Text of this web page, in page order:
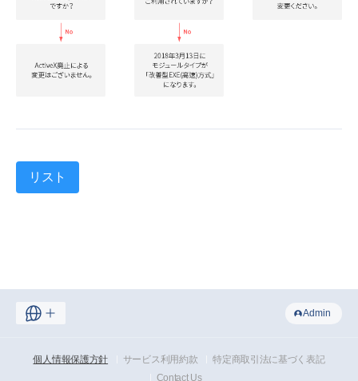
リスト
Admin
個人情報保護方針 サービス利用約款
特定商取引法に基づく表記
Contact Us